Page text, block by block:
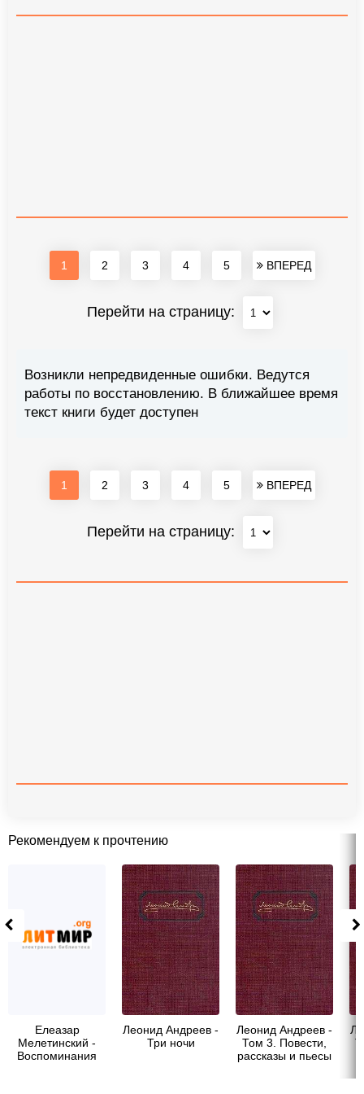
1 2 3 4 5 ВПЕРЕД
Перейти на страницу:
Возникли непредвиденные ошибки. Ведутся
работы по восстановлению. В ближайшее время
текст книги будет доступен
1 2 3 4 5 ВПЕРЕД
Перейти на страницу:
Рекомендуем к прочтению
Елеазар
Мелетинский -
Воспоминания
Леонид Андреев -
Три ночи
Леонид Андреев -
Том 3. Повести,
рассказы и пьесы